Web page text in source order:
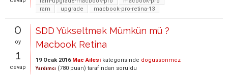
ram
upgrade macbook-pro-retina-13
0
oy
1
cevap
SDD Yükseltmek Mümkün mü ?
Macbook Retina
19 Ocak 2016 Mac Ailesi kategorisinde dogussonmez
Yardımcı (780 puan) tarafından soruldu